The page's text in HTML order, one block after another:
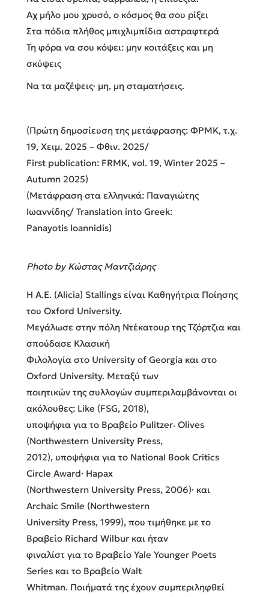
Αχ μήλο μου χρυσό, ο κόσμος θα σου ρίξει
Στα πόδια πλήθος μπιχλιμπίδια αστραφτερά
Τη φόρα να σου κόψει: μην κοιτάξεις και μη
σκύψεις
Να τα μαζέψεις· μη, μη σταματήσεις.
(Πρώτη δημοσίευση της μετάφρασης: ΦΡΜΚ, τ.χ.
19, Χειμ. 2025 – Φθιν. 2025/
First publication: FRMK, vol. 19, Winter 2025 –
Autumn 2025)
(Μετάφραση στα ελληνικά: Παναγιώτης
Ιωαννίδης/ Translation into Greek:
Panayotis Ioannidis)
Photo by Κώστας Μαντζιάρης
Η A.E. (Alicia) Stallings είναι Καθηγήτρια Ποίησης
του Oxford University.
Μεγάλωσε στην πόλη Ντέκατουρ της Τζόρτζια και
σπούδασε Κλασική
Φιλολογία στο University of Georgia και στο
Oxford University. Μεταξύ των
ποιητικών της συλλογών συμπεριλαμβάνονται οι
ακόλουθες: Like (FSG, 2018),
υποψήφια για το Βραβείο Pulitzer⸳ Olives
(Northwestern University Press,
2012), υποψήφια για το National Book Critics
Circle Award· Hapax
(Northwestern University Press, 2006)· και
Archaic Smile (Northwestern
University Press, 1999), που τιμήθηκε με το
Βραβείο Richard Wilbur και ήταν
φιναλίστ για το Βραβείο Yale Younger Poets
Series και το Βραβείο Walt
Whitman. Ποιήματά της έχουν συμπεριληφθεί